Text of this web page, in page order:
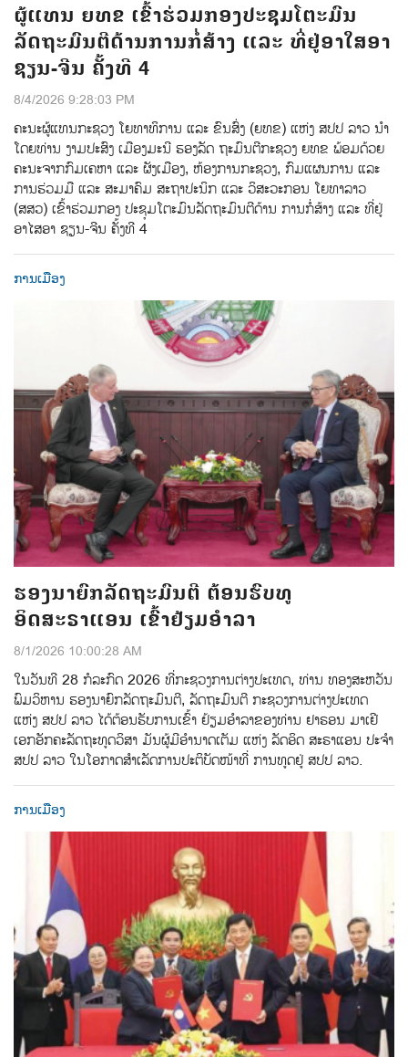
ຜູ້ແທນ ຍທຂ ເຂົ້າຮ່ວມກອງປະຊຸມໂຕະມົນ
ລັດຖະມົນຕີດ້ານການກໍ່ສ້າງ ແລະ ທີ່ຢູ່ອາໃສອາ
ຊຽນ-ຈີນ ຄັ້ງທີ 4
8/4/2026 9:28:03 PM
ຄະນະຜູ້ແທນກະຊວງ ໂຍທາທິການ ແລະ ຂົນສົ່ງ (ຍທຂ) ແຫ່ງ ສປປ ລາວ ນໍາ
ໂດຍທ່ານ ງາມປະສົງ ເມືອງມະນີ ຮອງລັດ ຖະມົນຕີກະຊວງ ຍທຂ ພ້ອມດ້ວຍ
ຄະນະຈາກກົມເຄຫາ ແລະ ຜັງເມືອງ, ຫ້ອງການກະຊວງ, ກົມແຜນການ ແລະ
ການຮ່ວມມື ແລະ ສະມາຄົມ ສະຖາປະນິກ ແລະ ວິສະວະກອນ ໂຍທາລາວ
(ສສວ) ເຂົ້າຮ່ວມກອງ ປະຊຸມໂຕະມົນລັດຖະມົນຕີດ້ານ ການກໍ່ສ້າງ ແລະ ທີ່ຢູ່
ອາໄສອາ ຊຽນ-ຈີນ ຄັ້ງທີ 4
ການເມືອງ
ຮອງນາຍົກລັດຖະມົນຕີ ຕ້ອນຮົບທູ
ອິດສະຣາແອນ ເຂົ້າຢ້ຽມອຳລາ
8/1/2026 10:00:28 AM
ໃນວັນທີ 28 ກໍລະກົດ 2026 ທີ່ກະຊວງການຕ່າງປະເທດ, ທ່ານ ທອງສະຫວັນ
ພົມວິຫານ ຮອງນາຍົກລັດຖະມົນຕີ, ລັດຖະມົນຕີ ກະຊວງການຕ່າງປະເທດ
ແຫ່ງ ສປປ ລາວ ໄດ້ຕ້ອນຮັບການເຂົ້າ ຢ້ຽມອໍາລາຂອງທ່ານ ຢາຣອນ ມາເຢີ
ເອກອັກຄະລັດຖະທູດວິສາ ມັນຜູ້ມີອໍານາດເຕັມ ແຫ່ງ ລັດອິດ ສະຣາແອນ ປະຈໍາ
ສປປ ລາວ ໃນໂອກາດສໍາເລັດການປະຕິບັດໜ້າທີ່ ການທູດຢູ່ ສປປ ລາວ.
ການເມືອງ